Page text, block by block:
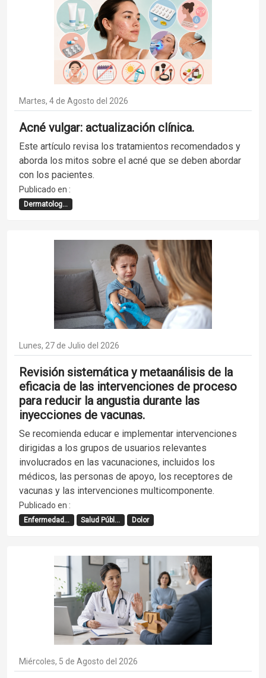
Martes, 4 de Agosto del 2026
Acné vulgar: actualización clínica.
Este artículo revisa los tratamientos recomendados y
aborda los mitos sobre el acné que se deben abordar
con los pacientes.
Publicado en :
Dermatolog...
Lunes, 27 de Julio del 2026
Revisión sistemática y metaanálisis de la
eficacia de las intervenciones de proceso
para reducir la angustia durante las
inyecciones de vacunas.
Se recomienda educar e implementar intervenciones
dirigidas a los grupos de usuarios relevantes
involucrados en las vacunaciones, incluidos los
médicos, las personas de apoyo, los receptores de
vacunas y las intervenciones multicomponente.
Publicado en :
Enfermedad... Salud Públ... Dolor
Miércoles, 5 de Agosto del 2026